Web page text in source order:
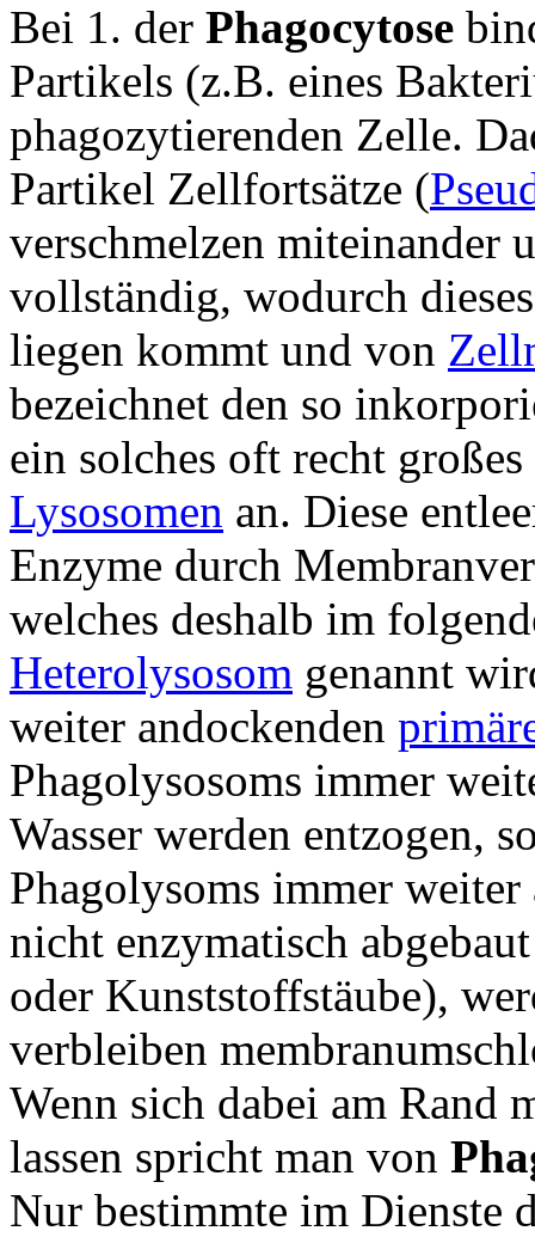
Bei 1. der Phagocytose
Partikels (z.B. eines
phagozytierenden Zelle.
Partikel Zellfortsätze (
verschmelzen miteinander
vollständig, wodurch
liegen kommt und von
bezeichnet den so
ein solches oft recht
Lysosomen an. Diese
Enzyme durch
welches deshalb im
Heterolysosom genannt
weiter andockenden
Phagolysosoms immer
Wasser werden entzogen,
Phagolysoms immer
nicht enzymatisch
oder Kunststoffstäube),
verbleiben
Wenn sich dabei am Rand
lassen spricht man von
Nur bestimmte im Dienste